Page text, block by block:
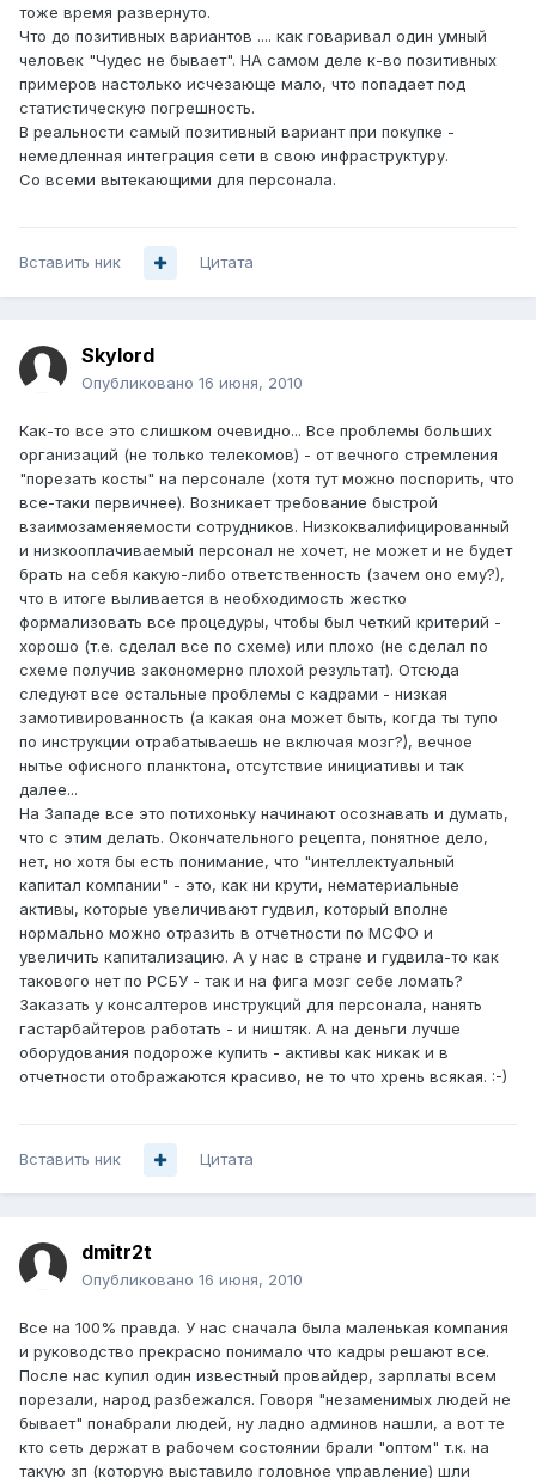
тоже время развернуто.
Что до позитивных вариантов .... как говаривал один умный
человек "Чудес не бывает". НА самом деле к-во позитивных
примеров настолько исчезающе мало, что попадает под
статистическую погрешность.
В реальности самый позитивный вариант при покупке -
немедленная интеграция сети в свою инфраструктуру.
Со всеми вытекающими для персонала.
Вставить ник Цитата
Skylord
Опубликовано 16 июня, 2010
Как-то все это слишком очевидно... Все проблемы больших
организаций (не только телекомов) - от вечного стремления
"порезать косты" на персонале (хотя тут можно поспорить, что
все-таки первичнее). Возникает требование быстрой
взаимозаменяемости сотрудников. Низкоквалифицированный
и низкооплачиваемый персонал не хочет, не может и не будет
брать на себя какую-либо ответственность (зачем оно ему?),
что в итоге выливается в необходимость жестко
формализовать все процедуры, чтобы был четкий критерий -
хорошо (т.е. сделал все по схеме) или плохо (не сделал по
схеме получив закономерно плохой результат). Отсюда
следуют все остальные проблемы с кадрами - низкая
замотивированность (а какая она может быть, когда ты тупо
по инструкции отрабатываешь не включая мозг?), вечное
нытье офисного планктона, отсутствие инициативы и так
далее...
На Западе все это потихоньку начинают осознавать и думать,
что с этим делать. Окончательного рецепта, понятное дело,
нет, но хотя бы есть понимание, что "интеллектуальный
капитал компании" - это, как ни крути, нематериальные
активы, которые увеличивают гудвил, который вполне
нормально можно отразить в отчетности по МСФО и
увеличить капитализацию. А у нас в стране и гудвила-то как
такового нет по РСБУ - так и на фига мозг себе ломать?
Заказать у консалтеров инструкций для персонала, нанять
гастарбайтеров работать - и ништяк. А на деньги лучше
оборудования подороже купить - активы как никак и в
отчетности отображаются красиво, не то что хрень всякая. :-)
Вставить ник Цитата
dmitr2t
Опубликовано 16 июня, 2010
Все на 100% правда. У нас сначала была маленькая компания
и руководство прекрасно понимало что кадры решают все.
После нас купил один известный провайдер, зарплаты всем
порезали, народ разбежался. Говоря "незаменимых людей не
бывает" понабрали людей, ну ладно админов нашли, а вот те
кто сеть держат в рабочем состоянии брали "оптом" т.к. на
такую зп (которую выставило головное управление) шли